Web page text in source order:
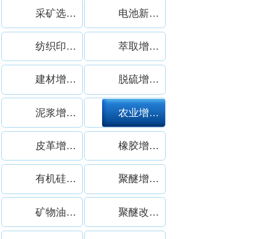
采矿选矿增稠剂案例 电池新能源增稠剂
纺织印染增稠剂案例 萃取增稠剂案例
建材增稠剂案例 脱硫增稠剂案例
泥浆增稠剂案例 农业增稠剂案例
皮革增稠剂案例 橡胶增稠剂案例
有机硅增稠剂案例 聚醚增稠剂案例
矿物油增稠剂案例 聚醚改性硅增稠剂案例